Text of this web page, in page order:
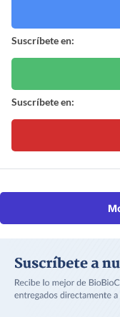
Suscríbete en:
Suscríbete en: